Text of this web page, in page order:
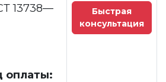
13738—
оплаты:
Быстрая
консультация